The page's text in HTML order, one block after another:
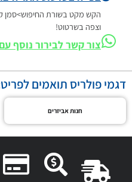
הקש מקט בשורת החיפוש>סמן
וצפה בשרטוט!
צור קשר לבירור נוסף
דגמי פולריס תואמים
חנות אביזרים